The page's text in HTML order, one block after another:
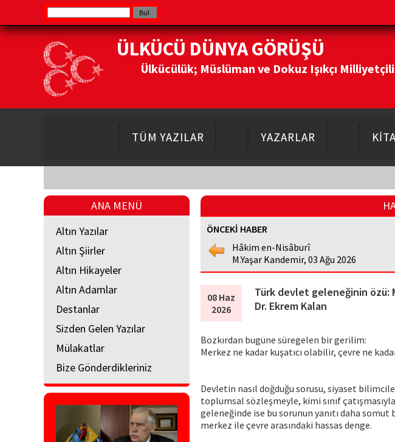
ÜLKÜCÜ DÜNYA GÖRÜŞÜ
Ülkücülük; Müslüman ve Dokuz Işıkçı
TÜM YAZILAR YAZARLAR
ANA MENÜ
Altın Yazılar
Altın Şiirler
Altın Hikayeler
Altın Adamlar
Destanlar
Sizden Gelen Yazılar
Mülakatlar
Bize Gönderdikleriniz
ÖNCEKİ HABER
Hâkim en-Nisâburî
M.Yaşar Kandemir, 03 Ağu 2026
08 Haz
2026
Türk devlet geleneğinin özü:
Dr. Ekrem Kalan
Bozkırdan bugüne süregelen bir gerilim:
Merkez ne kadar kuşatıcı olabilir, çevre ne
Devletin nasıl doğduğu sorusu, siyaset
toplumsal sözleşmeyle, kimi sınıf
geleneğinde ise bu sorunun yanıtı daha
merkez ile çevre arasındaki hassas denge.